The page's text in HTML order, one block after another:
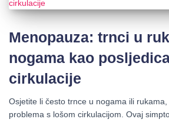
Menopauza: trnci u
nogama kao
cirkulacije
Osjetite li često trnce u nogama ili
problema s lošom cirkulacijom. Ovaj